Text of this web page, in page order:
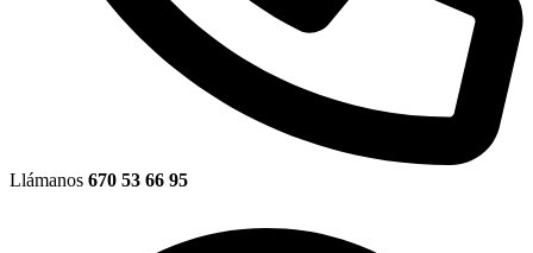
Llámanos 670 53 66 95